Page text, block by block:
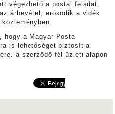
végezhető a postai feladat,
árbevétel, erősödik a vidék
hogy a Magyar Posta
is lehetőséget biztosít a
a szerződő fél üzleti alapon